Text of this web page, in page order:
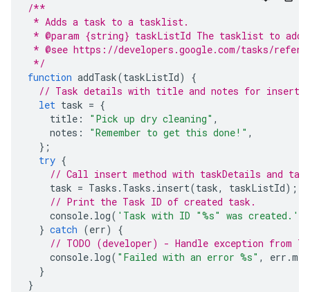
/**
* Adds a task to a tasklist.
* @param {string} taskListId The tasklist to add
* @see https://developers.google.com/tasks/
*/
function addTask(taskListId)
{
// Task details with title and notes for
let task = {
title : "Pick up dry cleaning" ,
notes : "Remember to get this done!" ,
};
try {
// Call insert method with taskDetails and
task = Tasks . Tasks . insert(task, taskListId);
// Print the Task ID of created task.
console. log( 'Task with ID "%s" was created.'
} catch (err)
{
// TODO (developer) - Handle exception from
console. log( "Failed with an error %s" , err .
}
}